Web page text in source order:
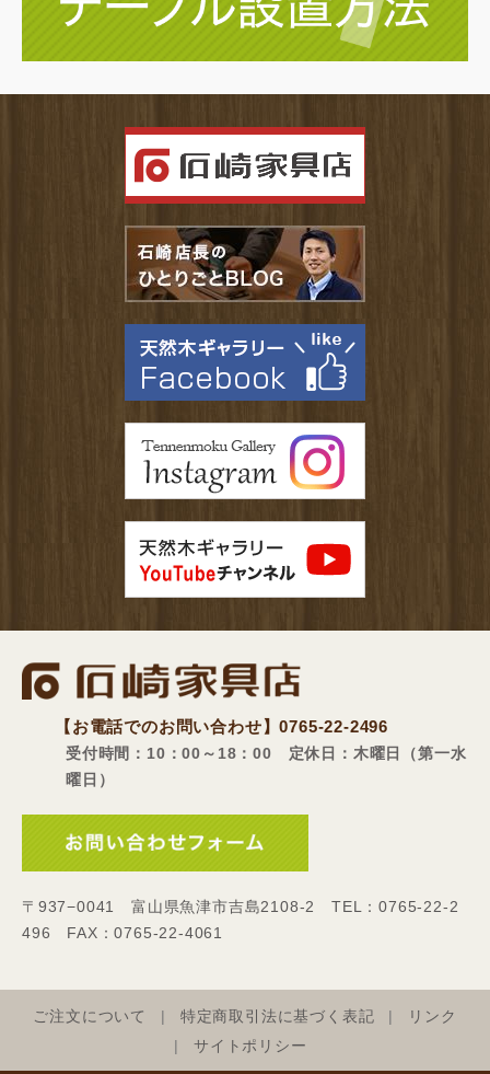
【お電話でのお問い合わせ】0765-22-2496
受付時間：10：00～18：00 定休日：木曜日（第一水
曜日）
〒937−0041 富山県魚津市吉島2108-2 TEL：0765-22-2
496 FAX：0765-22-4061
ご注文について 特定商取引法に基づく表記
リンク
サイトポリシー